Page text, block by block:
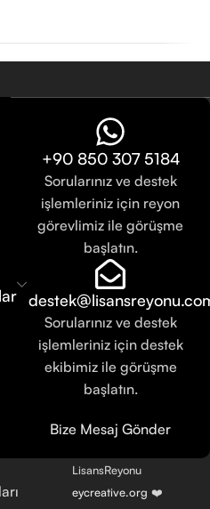
+90 850 307 5184
Sorularınız ve destek
işlemleriniz için reyon
görevlimiz ile görüşme
başlatın.
Sorularınız ve destek
işlemleriniz için destek
ekibimiz ile görüşme
başlatın.
Bize Mesaj Gönder
LisansReyonu
eycreative.org ❤️